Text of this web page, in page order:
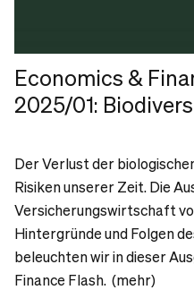
Economics &
2025/01:
Der Verlust der
Risiken unserer Zeit. Die
Versicherungswirtschaft
Hintergründe und Folgen
beleuchten wir in dieser
Finance Flash. (mehr)